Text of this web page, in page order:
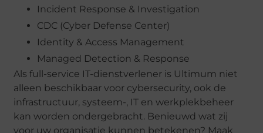
Incident Response & Investigation
CDC (Cyber Defense Center)
Identity & Access Management
Managed Detection & Response
Als full-service IT-dienstverlener is Ultimum niet
alleen beschikbaar voor cybersecurity, ook de
infrastructuur, systeem-, IT en werkplekbeheer
kan worden ondergebracht. Benieuwd wat zij
voor uw organisatie kunnen betekenen? Maak